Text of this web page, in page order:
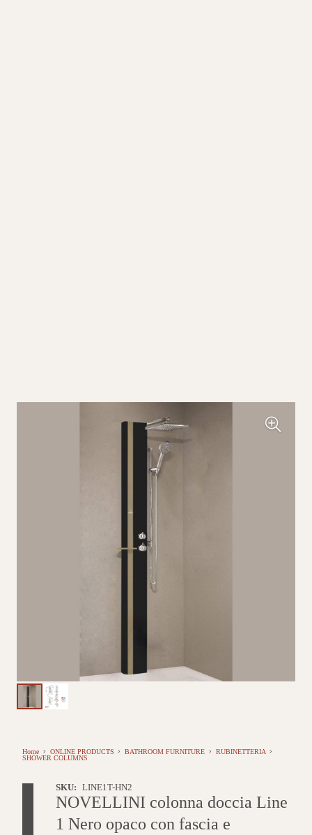
Home ONLINE PRODUCTS BATHROOM FURNITURE
RUBINETTERIA
SHOWER COLUMNS
SKU: LINE1T-HN2
NOVELLINI colonna doccia Line
1 Nero opaco con fascia e